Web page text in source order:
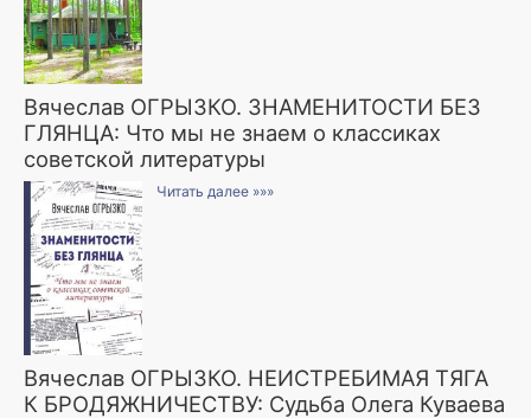
Вячеслав ОГРЫЗКО. ЗНАМЕНИТОСТИ БЕЗ
ГЛЯНЦА: Что мы не знаем о классиках
советской литературы
Читать далее »»»
Вячеслав ОГРЫЗКО. НЕИСТРЕБИМАЯ ТЯГА
К БРОДЯЖНИЧЕСТВУ: Судьба Олега Куваева